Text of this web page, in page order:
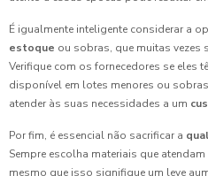
É igualmente inteligente considerar a
estoque ou sobras, que muitas
Verifique com os fornecedores se eles
disponível em lotes menores ou
atender às suas necessidades a um
Por fim, é essencial não sacrificar a
Sempre escolha materiais que
mesmo que isso signifique um leve